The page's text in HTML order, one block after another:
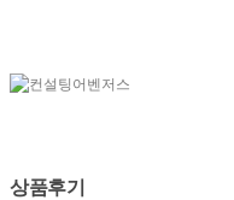
상품후기